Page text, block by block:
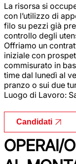
La risorsa si
con l’utilizzo di
filo su pezzi già
controllo degli
Offriamo un
iniziale con
commisurato in
time dal lunedì al
pranzo o sui due
Luogo di Lavoro:
Candidati
OPERAI/